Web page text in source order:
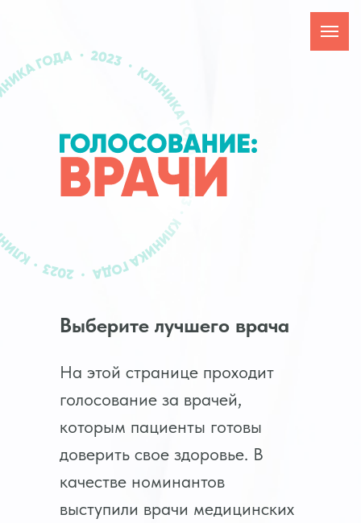
На этой странице проходит
голосование за врачей,
которым пациенты готовы
доверить свое здоровье. В
качестве номинантов
выступили врачи медицинских
Выберите лучшего врача